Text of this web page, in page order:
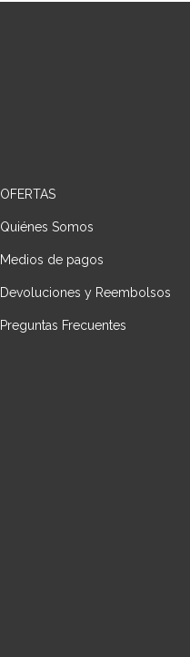
OFERTAS
Quiénes Somos
Medios de pagos
Devoluciones y Reembolsos
Preguntas Frecuentes